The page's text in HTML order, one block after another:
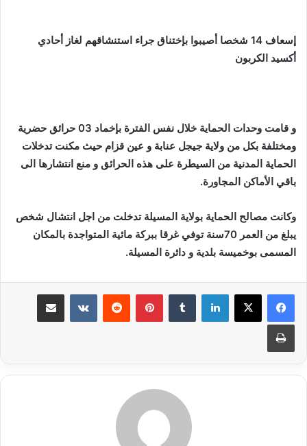
إسعاف 14 شخصا أصيبوا بإختناق جراء استنشاقهم لغاز أحادي
أكسيد الكربون
و قامت وحدات الحماية خلال نفس الفترة بإخماد 03 حرائق حضرية
ومختلفة بكل من ولاية جيجل عنابة و عين قزام حيث مكنت تدخلات
الحماية المدنية من السيطرة على هذه الحرائق و منع انتشارها الى
باقي الأماكن المجاورة.
وكانت مصالح الحماية بولاية المسيلة تدخلت من اجل انتشال شخص
يبلغ من العمر 70سنة توفي غرقا ببركة مائية المتواجدة بالمكان
المسمى بوخميسة بلدية و دائرة المسيلة.
لينكدإن بينتيريست
طباعة